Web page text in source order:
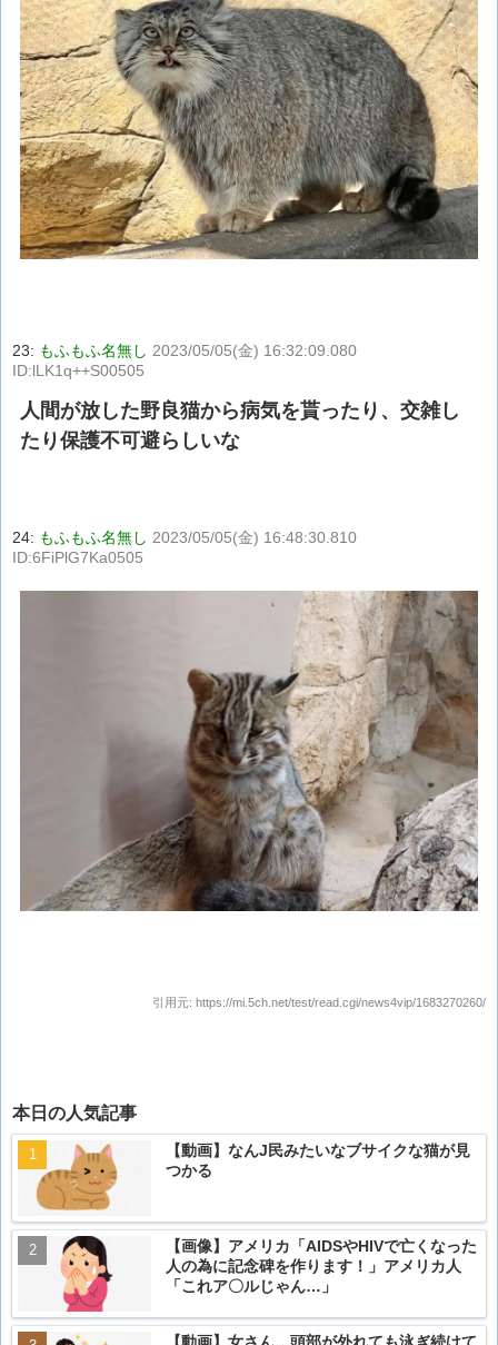
23: もふもふ名無し 2023/05/05(金) 16:32:09.080
ID:lLK1q++S00505
人間が放した野良猫から病気を貰ったり、交雑し
たり保護不可避らしいな
24: もふもふ名無し 2023/05/05(金) 16:48:30.810
ID:6FiPlG7Ka0505
引用元: https://mi.5ch.net/test/read.cgi/news4vip/1683270260/
本日の人気記事
【動画】なんJ民みたいなブサイクな猫が見
つかる
【画像】アメリカ「AIDSやHIVで亡くなった
人の為に記念碑を作ります！」アメリカ人
「これア〇ルじゃん…」